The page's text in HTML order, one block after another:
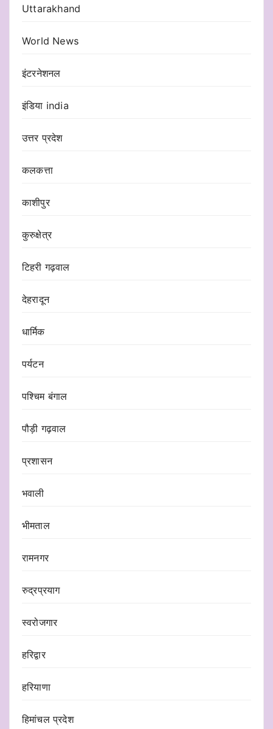
Uttarakhand
World News
इंटरनेशनल
इंडिया india
उत्तर प्रदेश
कलकत्ता
काशीपुर
कुरुक्षेत्र
टिहरी गढ़वाल
देहरादून
धार्मिक
पर्यटन
पश्चिम बंगाल
पौड़ी गढ़वाल
प्रशासन
भवाली
भीमताल
रामनगर
रुद्रप्रयाग
स्वरोजगार
हरिद्वार
हरियाणा
हिमांचल प्रदेश